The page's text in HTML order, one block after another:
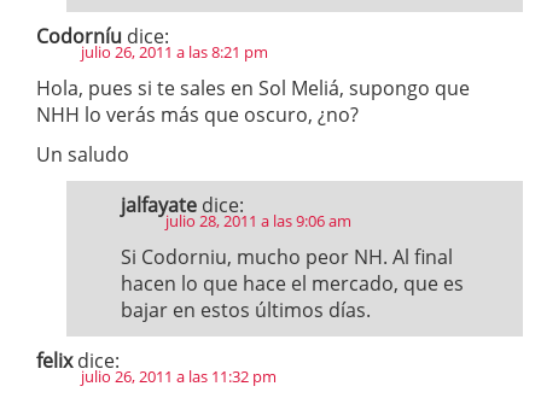
Codorníu dice:
julio 26, 2011 a las 8:21 pm
Hola, pues si te sales en Sol Meliá, supongo que
NHH lo verás más que oscuro, ¿no?
Un saludo
jalfayate dice:
julio 28, 2011 a las 9:06 am
Si Codorniu, mucho peor NH. Al final
hacen lo que hace el mercado, que es
bajar en estos últimos días.
felix dice:
julio 26, 2011 a las 11:32 pm